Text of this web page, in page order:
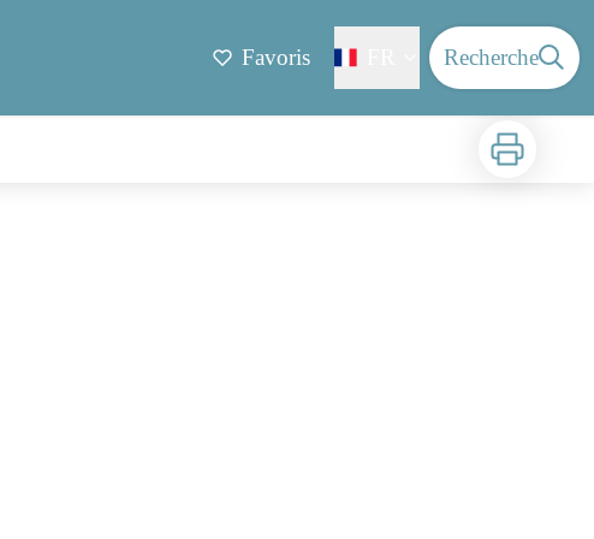
Favoris Recherche
Imprimer